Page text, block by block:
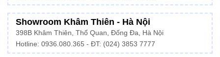
Showroom Khâm Thiên - Hà Nội
398B Khâm Thiên, Thổ Quan, Đống Đa, Hà Nội
Hotline: 0936.080.365 - ĐT: (024) 3853 7777